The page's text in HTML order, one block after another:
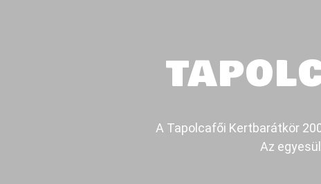
A Tapolcafői Kertbarátkör
Az